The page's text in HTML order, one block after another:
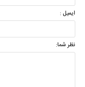
ایمیل :
نظر شما: